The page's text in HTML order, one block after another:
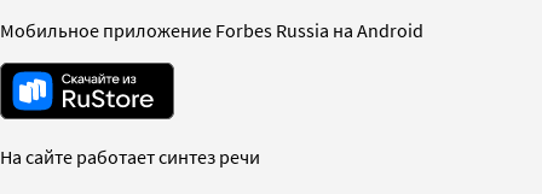
Мобильное приложение Forbes Russia на Android
На сайте работает синтез речи